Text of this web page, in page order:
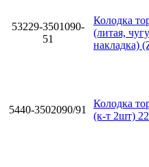
53229-3501090-
51
Колодка
(литая,
накладка)
5440-3502090/91
Колодка
(к-т 2шт)